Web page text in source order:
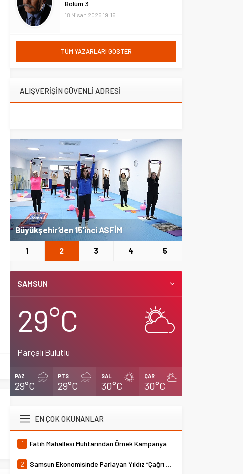
Çakal, yapım çalışmalarının...
Bölüm 3
18 Nisan 2025 19:16
TÜM YAZARLARI GÖSTER
ALIŞVERİŞİN GÜVENLİ ADRESİ
Büyükşehir’den 15’inci ASFİM
1 2 3 4 5
SAMSUN
29°C
Parçalı Bulutlu
PAZ
29°C
PTS
29°C
SAL
30°C
ÇAR
30°C
EN ÇOK OKUNANLAR
1 Fatih Mahallesi Muhtarından Örnek Kampanya
2 Samsun Ekonomisinde Parlayan Yıldız “Çağrı Temper”